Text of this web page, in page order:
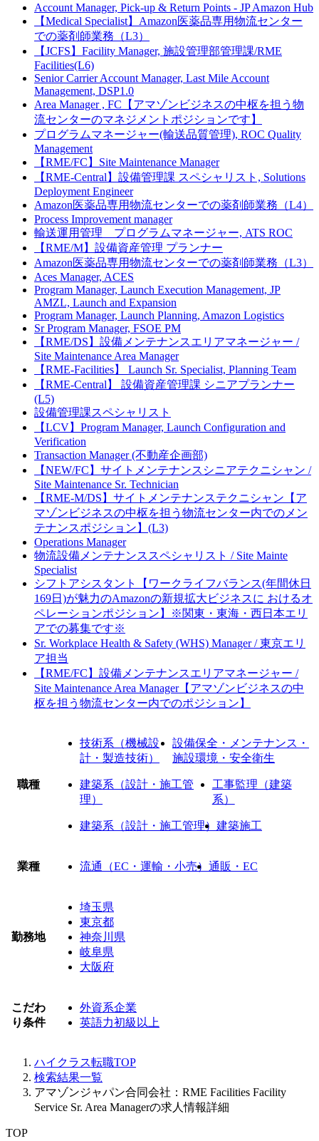
Account Manager, Pick-up & Return Points - JP Amazon Hub
【Medical Specialist】Amazon医薬品専用物流センター
での薬剤師業務（L3）
【JCFS】Facility Manager, 施設管理部管理課/RME
Facilities(L6)
Senior Carrier Account Manager, Last Mile Account
Management, DSP1.0
Area Manager , FC【アマゾンビジネスの中枢を担う物
流センターのマネジメントポジションです】
プログラムマネージャー(輸送品質管理), ROC Quality
Management
【RME/FC】Site Maintenance Manager
【RME-Central】設備管理課 スペシャリスト, Solutions
Deployment Engineer
Amazon医薬品専用物流センターでの薬剤師業務（L4）
Process Improvement manager
輸送運用管理 プログラムマネージャー, ATS ROC
【RME/M】設備資産管理 プランナー
Amazon医薬品専用物流センターでの薬剤師業務（L3）
Aces Manager, ACES
Program Manager, Launch Execution Management, JP
AMZL, Launch and Expansion
Program Manager, Launch Planning, Amazon Logistics
Sr Program Manager, FSOE PM
【RME/DS】設備メンテナンスエリアマネージャー /
Site Maintenance Area Manager
【RME-Facilities】 Launch Sr. Specialist, Planning Team
【RME-Central】 設備資産管理課 シニアプランナー
(L5)
設備管理課スペシャリスト
【LCV】Program Manager, Launch Configuration and
Verification
Transaction Manager (不動産企画部)
【NEW/FC】サイトメンテナンスシニアテクニシャン /
Site Maintenance Sr. Technician
【RME-M/DS】サイトメンテナンステクニシャン【ア
マゾンビジネスの中枢を担う物流センター内でのメン
テナンスポジション】(L3)
Operations Manager
物流設備メンテナンススペシャリスト / Site Mainte
Specialist
シフトアシスタント【ワークライフバランス(年間休日
169日)が魅力のAmazonの新規拡大ビジネスに おけるオ
ペレーションポジション】※関東・東海・西日本エリ
アでの募集です※
Sr. Workplace Health & Safety (WHS) Manager / 東京エリ
ア担当
【RME/FC】設備メンテナンスエリアマネージャー /
Site Maintenance Area Manager【アマゾンビジネスの中
枢を担う物流センター内でのポジション】
職種
技術系（機械設
計・製造技術）
設備保全・メンテナンス・
施設環境・安全衛生
建築系（設計・施工管
理）
工事監理（建築
系）
建築系（設計・施工管理） 建築施工
業種 流通（EC・運輸・小売） 通販・EC
勤務地
埼玉県
東京都
神奈川県
岐阜県
大阪府
こだわ
り条件
外資系企業
英語力初級以上
ハイクラス転職TOP
検索結果一覧
アマゾンジャパン合同会社：RME Facilities Facility
Service Sr. Area Managerの求人情報詳細
TOP